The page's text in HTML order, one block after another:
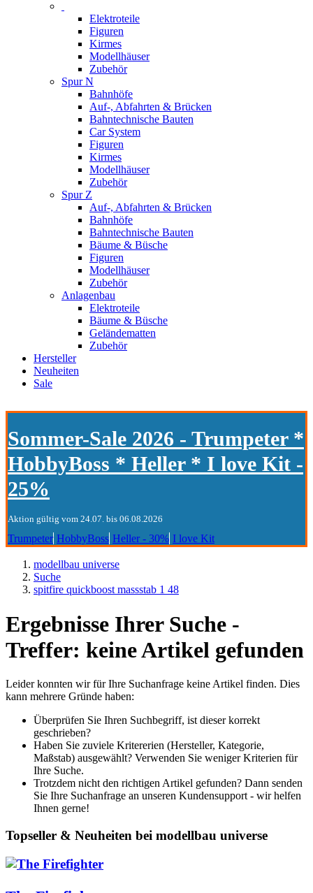
Elektroteile
Figuren
Kirmes
Modellhäuser
Zubehör
Spur N
Bahnhöfe
Auf-, Abfahrten & Brücken
Bahntechnische Bauten
Car System
Figuren
Kirmes
Modellhäuser
Zubehör
Spur Z
Auf-, Abfahrten & Brücken
Bahnhöfe
Bahntechnische Bauten
Bäume & Büsche
Figuren
Modellhäuser
Zubehör
Anlagenbau
Elektroteile
Bäume & Büsche
Geländematten
Zubehör
Hersteller
Neuheiten
Sale
Sommer-Sale 2026 - Trumpeter *
HobbyBoss * Heller * I love Kit -
25%
Aktion gültig vom 24.07. bis 06.08.2026
Trumpeter HobbyBoss Heller - 30% I love Kit
modellbau universe
Suche
spitfire quickboost massstab 1 48
Ergebnisse Ihrer Suche -
Treffer: keine Artikel gefunden
Leider konnten wir für Ihre Suchanfrage keine Artikel finden. Dies
kann mehrere Gründe haben:
Überprüfen Sie Ihren Suchbegriff, ist dieser korrekt
geschrieben?
Haben Sie zuviele Kritererien (Hersteller, Kategorie,
Maßstab) ausgewählt? Verwenden Sie weniger Kriterien für
Ihre Suche.
Trotzdem nicht den richtigen Artikel gefunden? Dann senden
Sie Ihre Suchanfrage an unseren Kundensupport - wir helfen
Ihnen gerne!
Topseller & Neuheiten bei modellbau universe